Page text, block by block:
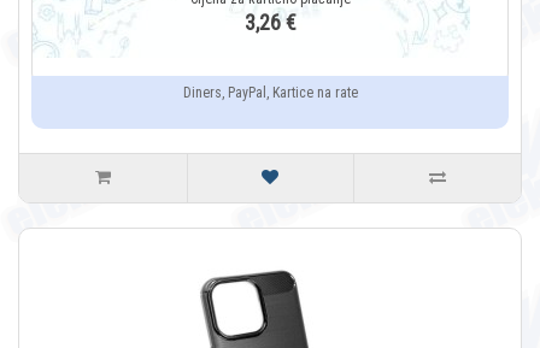
3,26 €
Diners, PayPal, Kartice na rate